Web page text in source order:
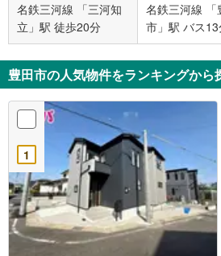
名鉄三河線 「三河知
立」駅 徒歩20分
名鉄三河線 「
市」駅 バス
町 バス停下車
分
豊田市の人気物件をランキングから
1